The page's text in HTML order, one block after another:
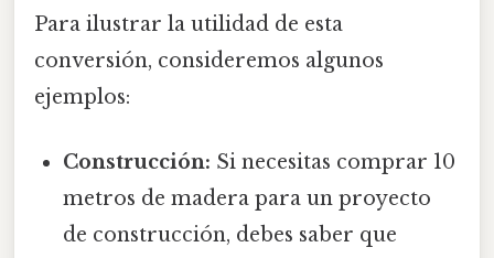
Para ilustrar la utilidad de esta
conversión, consideremos algunos
ejemplos:
Construcción: Si necesitas comprar 10
metros de madera para un proyecto
de construcción, debes saber que